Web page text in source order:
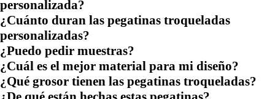
personalizada?
¿Cuánto duran las pegatinas troqueladas
personalizadas?
¿Puedo pedir muestras?
¿Cuál es el mejor material para mi diseño?
¿Qué grosor tienen las pegatinas troqueladas?